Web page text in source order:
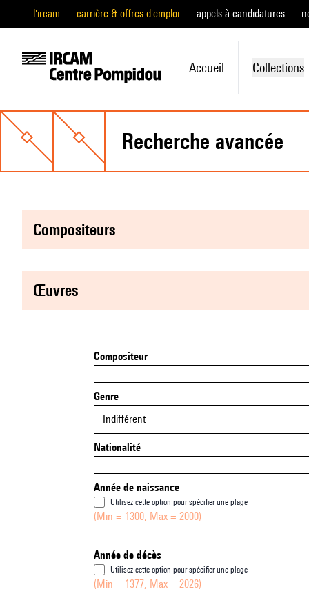
l'ircam carrière & offres d'emploi appels à candidatures
Accueil Collections
recherche avancée
compositeurs
œuvres
Compositeur
Genre
Indifférent
Nationalité
Année de naissance
Utilisez cette option pour spécifier une plage
(Min = 1300, Max = 2000)
Année de décès
Utilisez cette option pour spécifier une plage
(Min = 1377, Max = 2026)